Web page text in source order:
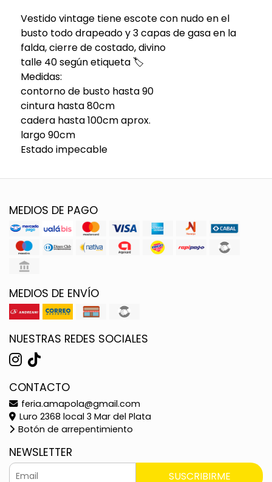
Vestido vintage tiene escote con nudo en el
busto todo drapeado y 3 capas de gasa en la
falda, cierre de costado, divino
talle 40 según etiqueta 🏷️
Medidas:
contorno de busto hasta 90
cintura hasta 80cm
cadera hasta 100cm aprox.
largo 90cm
Estado impecable
MEDIOS DE PAGO
MEDIOS DE ENVÍO
NUESTRAS REDES SOCIALES
CONTACTO
feria.amapola@gmail.com
Luro 2368 local 3 Mar del Plata
Botón de arrepentimiento
NEWSLETTER
SUSCRIBIRME